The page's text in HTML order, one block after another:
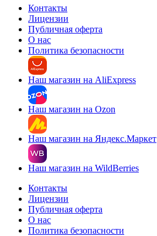
Контакты
Лицензии
Публичная оферта
О нас
Политика безопасности
Наш магазин на AliExpress
Наш магазин на Ozon
Наш магазин на Яндекс.Маркет
Наш магазин на WildBerries
Контакты
Лицензии
Публичная оферта
О нас
Политика безопасности